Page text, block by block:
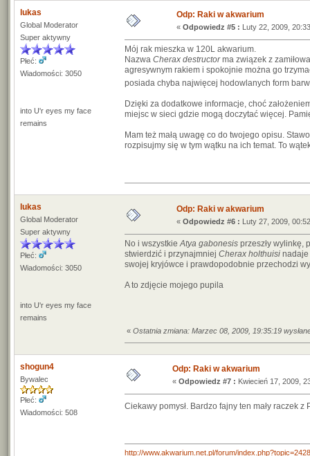
lukas
Global Moderator
Super aktywny
Płeć:
Wiadomości: 3050
into U'r eyes my face
remains
Odp: Raki w akwarium
« Odpowiedz #5 : Luty 22, 2009,
Mój rak mieszka w 120L akwarium.
Nazwa Cherax destructorma związek z
agresywnym rakiem i spokojnie można go
posiada chyba najwięcej hodowlanych form
Dzięki za dodatkowe informacje, choć
miejsc w sieci gdzie mogą doczytać więcej.
Mam też małą uwagę co do twojego opisu.
rozpisujmy się w tym wątku na ich temat. To
lukas
Global Moderator
Super aktywny
Płeć:
Wiadomości: 3050
into U'r eyes my face
remains
Odp: Raki w akwarium
« Odpowiedz #6 : Luty 27, 2009,
No i wszystkieAtya gabonesis przeszły wylinkę,
stwierdzić i przynajmniej Cherax holthuisi nadaje
swojej kryjówce i prawdopodobnie przechodzi
A to zdjęcie mojego pupila
« Ostatnia zmiana: Marzec 08, 2009, 19:35:19
shogun4
Bywalec
Płeć:
Wiadomości: 508
Odp: Raki w akwarium
« Odpowiedz #7 : Kwiecień 17, 2009,
Ciekawy pomysł. Bardzo fajny ten mały raczek
http://www.akwarium.net.pl/forum/